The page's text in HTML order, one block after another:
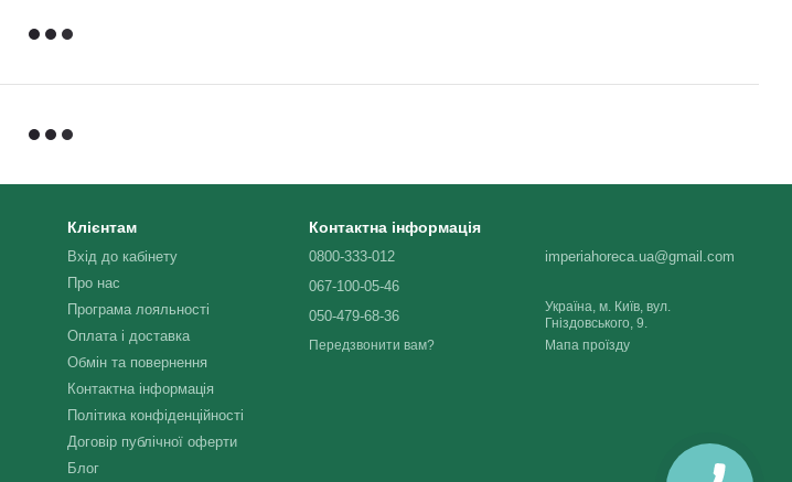
Клієнтам
Вхід до кабінету
Про нас
Програма лояльності
Оплата і доставка
Обмін та повернення
Контактна інформація
Політика конфіденційності
Договір публічної оферти
Блог
Контактна інформація
0800-333-012
067-100-05-46
050-479-68-36
Передзвонити вам?
imperiahoreca.ua@gmail.com
Україна, м. Київ, вул.
Гніздовського, 9.
Мапа проїзду